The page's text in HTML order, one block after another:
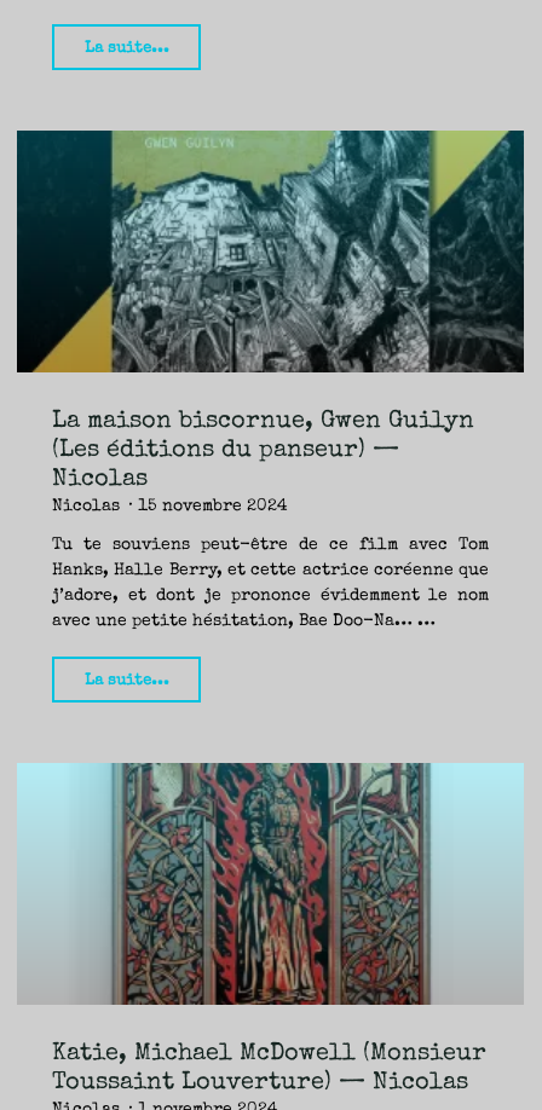
La suite...
:
voyage
l’univers
de
Justine
Niogret
(Éditions
404)
—
La maison biscornue, Gwen Guilyn
(Les éditions du panseur) —
Nicolas
Nicolas 15 novembre 2024
Tu te souviens peut-être de ce film avec Tom
Hanks, Halle Berry, et cette actrice coréenne que
j’adore, et dont je prononce évidemment le nom
avec une petite hésitation, Bae Doo-Na… …
La suite...
maison
Gwen
Guilyn
(Les
éditions
du
panseur)
—
Nicolas"
Katie, Michael McDowell (Monsieur
Toussaint Louverture) — Nicolas